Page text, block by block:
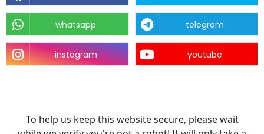
whatsapp telegram
instagram youtube